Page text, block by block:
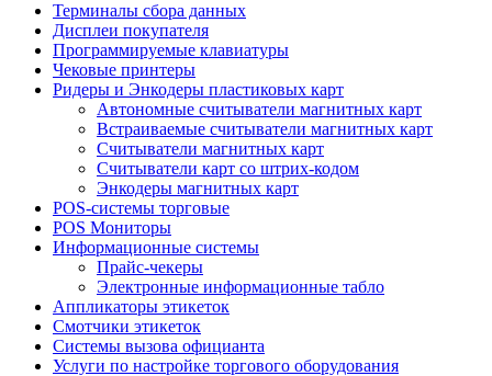
Терминалы сбора данных
Дисплеи покупателя
Программируемые клавиатуры
Чековые принтеры
Ридеры и Энкодеры пластиковых карт
Автономные считыватели магнитных карт
Встраиваемые считыватели магнитных карт
Считыватели магнитных карт
Считыватели карт со штрих-кодом
Энкодеры магнитных карт
POS-системы торговые
POS Мониторы
Информационные системы
Прайс-чекеры
Электронные информационные табло
Аппликаторы этикеток
Смотчики этикеток
Системы вызова официанта
Услуги по настройке торгового оборудования